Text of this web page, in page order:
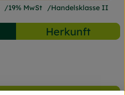
19% MwSt Handelsklasse II
Herkunft